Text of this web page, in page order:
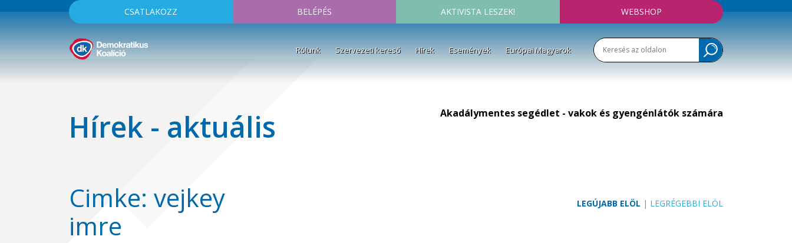
CSATLAKOZZ BELÉPÉS AKTIVISTA LESZEK! WEBSHOP
Rólunk Szervezeti kereső Hírek Események Európai Magyarok
Hírek - aktuális Akadálymentes segédlet - vakok és gyengénlátók számára
Cimke: vejkey
imre
LEGÚJABB ELÖL | LEGRÉGEBBI ELÖL